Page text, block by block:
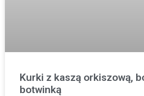
Kurki z kaszą orkiszową,
botwinką